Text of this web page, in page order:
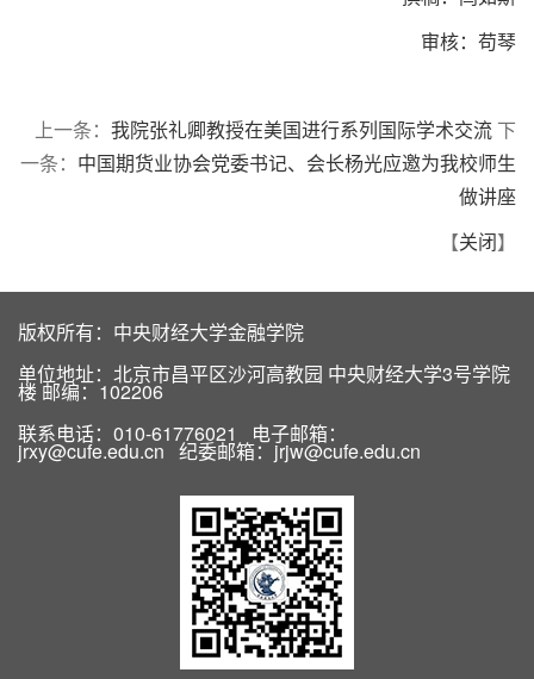
审核：苟琴
上一条： 我院张礼卿教授在美国进行系列国际学术交流 下
一条： 中国期货业协会党委书记、会长杨光应邀为我校师生
做讲座
【关闭】
版权所有：中央财经大学金融学院
单位地址：北京市昌平区沙河高教园 中央财经大学3号学院
楼 邮编：102206
联系电话：010-61776021 电子邮箱：
jrxy@cufe.edu.cn 纪委邮箱：jrjw@cufe.edu.cn